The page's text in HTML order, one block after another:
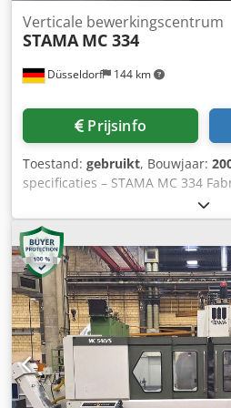
Düsseldorf 144 km
Verticale bewerkingscentrum
STAMA MC 334
Prijsinfo
Toestand: gebruikt, Bouwjaar:
specificaties – STAMA MC 334
Maschinenfabrik Model: MC 334
nummer: KMM 334 2052
Aansluitspanning: 400 V / 3-fasig
stroomverbruik: 65 A Aanbevolen
Minimale kabeldoorsnede voor
aangesloten belasting: 125 kVA
110 kW Spindel
Spindellagerdiameter: 65 mm
Spindelconfiguratie: a = 400 mm
(20% belastingsfactor)
toeren/min Verplaatsingen X-as: